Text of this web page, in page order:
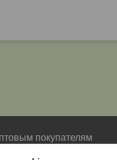
покупателям
сотрудничества